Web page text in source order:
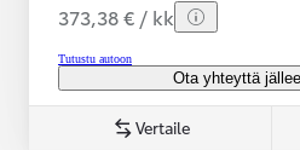
373,38 € / kk
Tutustu autoon
Ota yhteyttä
Vertaile